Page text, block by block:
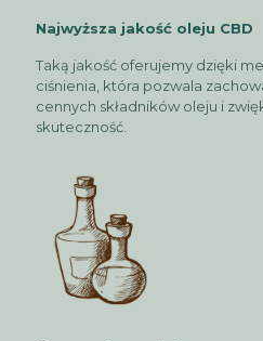
Najwyższa jakość oleju CBD
Taką jakość oferujemy dzięki
ciśnienia, która pozwala
cennych składników oleju i
skuteczność.